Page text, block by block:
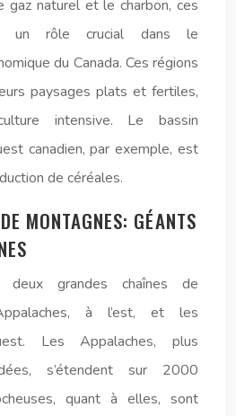
gaz naturel et le charbon, ces
un rôle crucial dans le
du Canada. Ces régions
paysages plats et fertiles,
intensive. Le bassin
canadien, par exemple, est
de céréales.
MONTAGNES: GÉANTS
deux grandes chaînes de
à l’est, et les
Les Appalaches, plus
s’étendent sur 2000
quant à elles, sont